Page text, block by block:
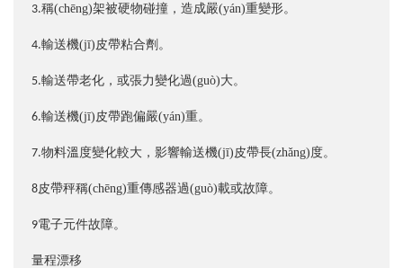
3.稱(chēng)架被硬物碰撞，造成嚴(yán)重變形。
4.輸送機(jī)皮帶粘合劑。
5.輸送帶老化，或張力變化過(guò)大。
6.輸送機(jī)皮帶跑偏嚴(yán)重。
7.物料溫度變化較大，影響輸送機(jī)皮帶長(zhǎng)度。
8皮帶秤稱(chēng)重傳感器過(guò)載或故障。
9電子元件故障。
量程漂移